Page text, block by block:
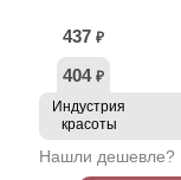
437 ₽
404 ₽
Индустрия
красоты
Нашли дешевле?